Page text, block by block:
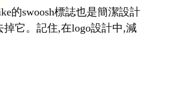
的swoosh標誌也是簡潔設計
它。記住,在logo設計中,減